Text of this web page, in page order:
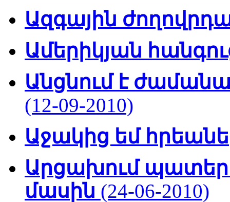
Ազգային
Ամերիկյան
Անցնում է
(12-09-2010)
Աջակից եմ
Արցախում
մասին (24-06-2010)